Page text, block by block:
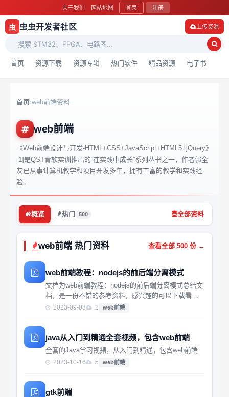
关于我们 网站地图 登录 注册
虫 虫虫开发者社区
首页 资源下载 资源专辑 热门软件 精品资源 电子书
上传资源
首页›web前端资料
web前端
《Web前端设计与开发-HTML+CSS+JavaScript+HTML5+jQuery》
[1]是QST青软实训推出的“在实践中成长”系列丛书之一，作者郭全
友已从事计算机教学和项目开发多年，拥有丰富的教学和实践经
验。
概览 热门 500 全部资料
web前端 热门资料 查看全部 500 份 →
web前端教程：nodejs的前后端分离模式
文档为web前端教程：nodejs的前后端分离模式总结文
档，是一份不错的参考资料，感兴趣的可以下载看
看，，，，，，，，，，，，，
2023-09-03 2 web前端
java从入门到精通全套视频，包含web前端
全套的Java学习视频，从入门到精通，包含web前端
2023-10-16 5 web前端
gtk前端